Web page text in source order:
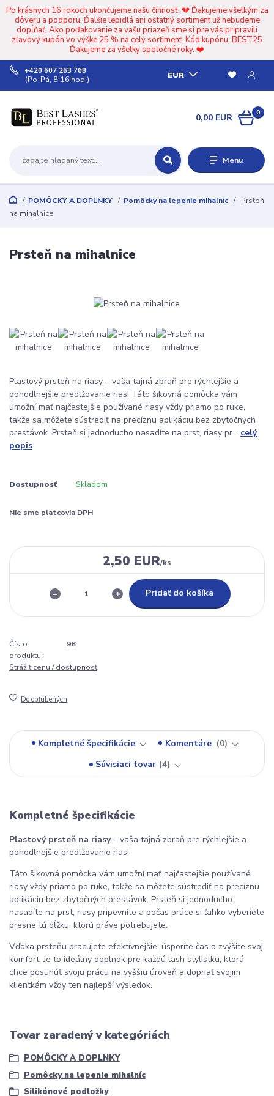
Po krásnych 16 rokoch ukončujeme našu činnosť. 💔 Ďakujeme všetkým za
dôveru a podporu. Ďalšie lepidlá ani ostatný sortiment už nebudeme
dopĺňať. Ako poďakovanie za vašu priazeň sme si pre vás pripravili
zľavový kupón vo výške 25 % na celý sortiment. Kód kupónu: BEST25
Ďakujeme za všetky spoločné roky. ❤️
Menu
EUR
+420 607 263 768
(Po-Pá, 8-16 hod.)
0
0,00 EUR
POMÔCKY A DOPLNKY Pomôcky na lepenie mihalníc
Prsteň
na mihalnice
Prsteň na mihalnice
Plastový prsteň na riasy – vaša tajná zbraň pre rýchlejšie a
pohodlnejšie predlžovanie rias! Táto šikovná pomôcka vám
umožní mať najčastejšie používané riasy vždy priamo po ruke,
takže sa môžete sústrediť na precíznu aplikáciu bez zbytočných
prestávok. Prsteň si jednoducho nasadíte na prst, riasy pr... celý
popis
Dostupnosť Skladom
Nie sme platcovia DPH
2,50 EUR/ks
Pridať do košíka
Číslo
produktu:
98
Strážiť cenu / dostupnosť
Do obľúbených
Kompletné špecifikácie Komentáre
0
Súvisiaci tovar 4
Kompletné špecifikácie
Plastový prsteň na riasy– vaša tajná zbraň pre rýchlejšie a
pohodlnejšie predlžovanie rias!
Táto šikovná pomôcka vám umožní mať najčastejšie používané
riasy vždy priamo po ruke, takže sa môžete sústrediť na precíznu
aplikáciu bez zbytočných prestávok. Prsteň si jednoducho
nasadíte na prst, riasy pripevníte a počas práce si ľahko vyberiete
presne tú dĺžku, ktorú práve potrebujete.
Vďaka prsteňu pracujete efektívnejšie, úsporíte čas a zvýšite svoj
komfort. Je to ideálny doplnok pre každú lash stylistku, ktorá
chce posunúť svoju prácu na vyššiu úroveň a dopriať svojim
klientkám vždy ten najlepší výsledok.
Tovar zaradený v kategóriách
POMÔCKY A DOPLNKY
Pomôcky na lepenie mihalníc
Silikónové podložky